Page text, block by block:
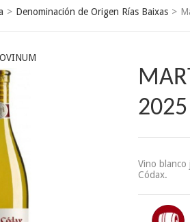
> Denominación de Origen Rías Baixas >
2025
Vino blanco
Códax.